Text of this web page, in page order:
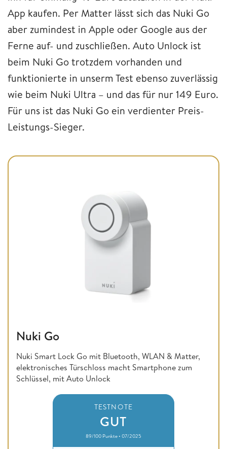
App kaufen. Per Matter lässt sich das Nuki Go
aber zumindest in Apple oder Google aus der
Ferne auf- und zuschließen. Auto Unlock ist
beim Nuki Go trotzdem vorhanden und
funktionierte in unserm Test ebenso zuverlässig
wie beim Nuki Ultra – und das für nur 149 Euro.
Für uns ist das Nuki Go ein verdienter Preis-
Leistungs-Sieger.
Nuki Go
Nuki Smart Lock Go mit Bluetooth, WLAN & Matter,
elektronisches Türschloss macht Smartphone zum
Schlüssel, mit Auto Unlock
TESTNOTE
GUT
89/100 Punkte • 07/2025